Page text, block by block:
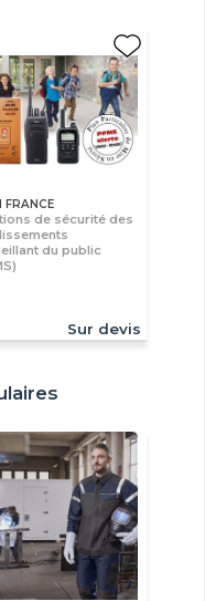
FRANCE
de sécurité des
du public
Sur devis